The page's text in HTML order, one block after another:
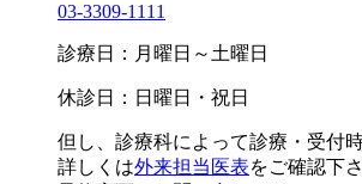
03-3309-1111
診療日：月曜日～土曜日
休診日：日曜日・祝日
但し、診療科によって診療・受付
詳しくは外来担当医表をご確認下さ